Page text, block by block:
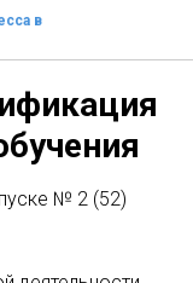
в
№ 2 (52)